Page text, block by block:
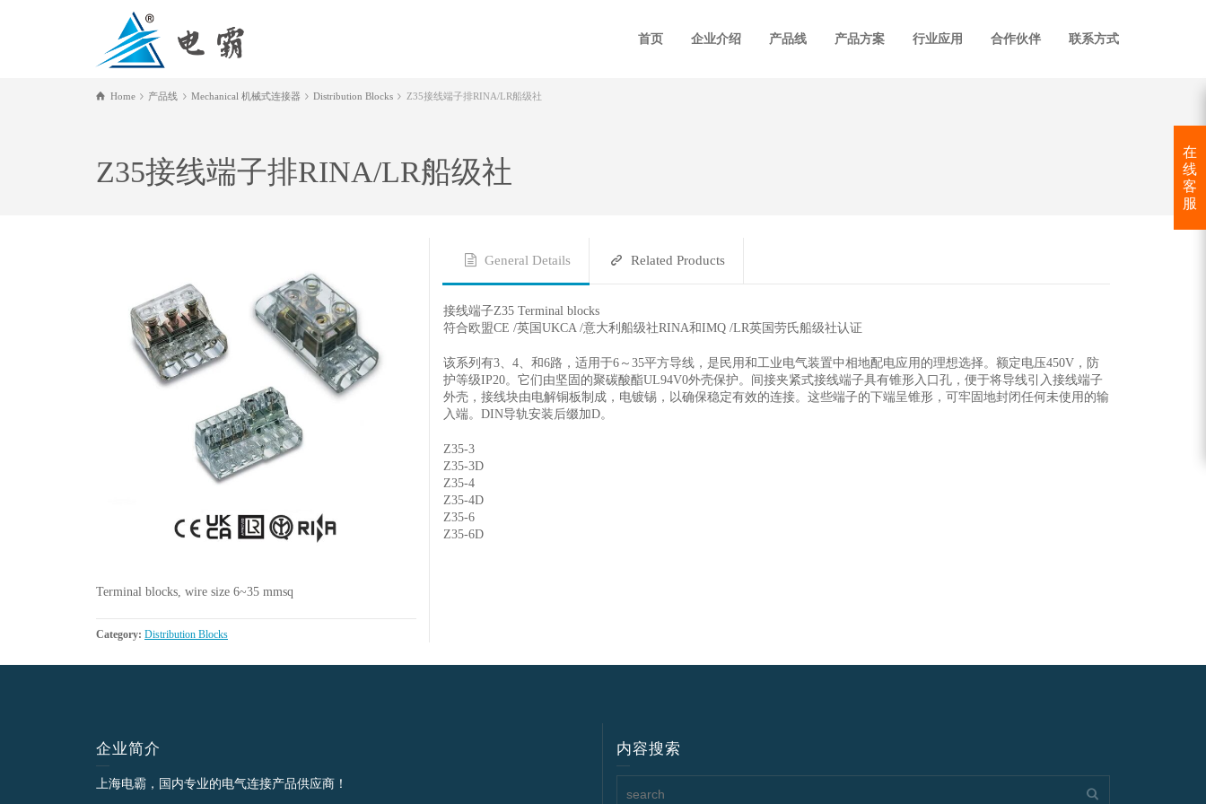
首页 企业介绍 产品线 产品方案 行业应用 合作伙伴 联系方式
Home 产品线 Mechanical 机械式连接器 Distribution Blocks Z35接线端子排RINA/LR船级社
Z35接线端子排RINA/LR船级社
Terminal blocks, wire size 6~35 mmsq
Category: Distribution Blocks
General Details Related Products
接线端子Z35 Terminal blocks
符合欧盟CE /英国UKCA /意大利船级社RINA和IMQ /LR英国劳氏船级社认证
该系列有3、4、和6路，适用于6～35平方导线，是民用和工业电气装置中相地配电应用的理想选择。额定电压450V，防
护等级IP20。它们由坚固的聚碳酸酯UL94V0外壳保护。间接夹紧式接线端子具有锥形入口孔，便于将导线引入接线端子
外壳，接线块由电解铜板制成，电镀锡，以确保稳定有效的连接。这些端子的下端呈锥形，可牢固地封闭任何未使用的输
入端。DIN导轨安装后缀加D。
Z35-3
Z35-3D
Z35-4
Z35-4D
Z35-6
Z35-6D
在
线
客
服
企业简介
上海电霸，国内专业的电气连接产品供应商！
内容搜索